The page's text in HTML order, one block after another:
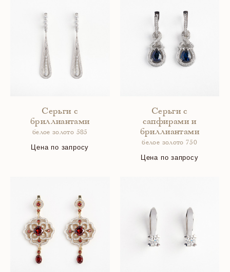
Серьги с
бриллиантами
белое золото 585
Цена по запросу
Серьги с
сапфирами и
бриллиантами
белое золото 750
Цена по запросу